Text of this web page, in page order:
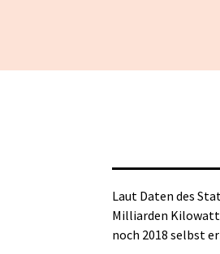
Laut Daten des
Milliarden
noch 2018 selbst